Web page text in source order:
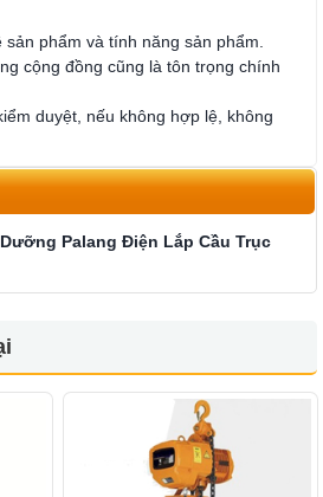
phẩm và tính năng sản phẩm.
cộng đồng cũng là tôn trọng chính
duyệt, nếu không hợp lệ, không
Palang Điện Lắp Cầu Trục